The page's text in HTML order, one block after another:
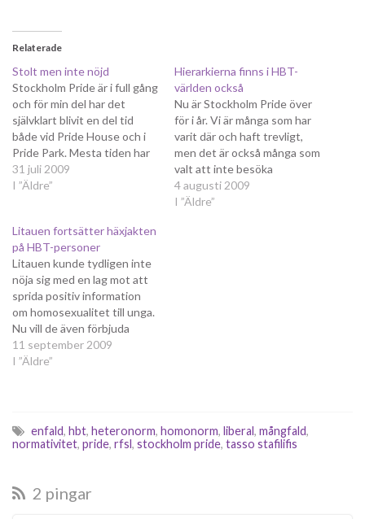
Relaterade
Stolt men inte nöjd
Stockholm Pride är i full gång
och för min del har det
självklart blivit en del tid
både vid Pride House och i
Pride Park. Mesta tiden har
tillbringats i Folkpartiet
liberalernas tält, där vi i HBT-
Sverige. Stockholm Pride blir
mer och mer…
31 juli 2009
I ”Äldre”
Hierarkierna finns i HBT-
världen också
Nu är Stockholm Pride över
för i år. Vi är många som har
varit där och haft trevligt,
men det är också många som
valt att inte besöka
festivalen eller som varit på
festivalen och känt sig
4 augusti 2009
I ”Äldre”
Litauen fortsätter häxjakten
på HBT-personer
Litauen kunde tydligen inte
nöja sig med en lag mot att
sprida positiv information
om homosexualitet till unga.
Nu vill de även förbjuda
information som "på
offentlig plats främjar
riksdagspartier på
Brännpunkt om detta. I
11 september 2009
I ”Äldre”
enfald, hbt, heteronorm, homonorm, liberal, mångfald,
normativitet, pride, rfsl, stockholm pride, tasso stafilifis
2 pingar